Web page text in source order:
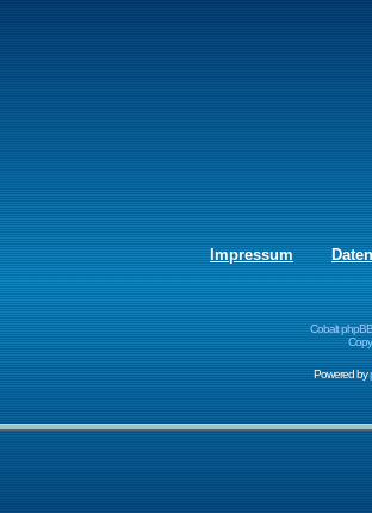
Impressum
Cobalt
Powered by